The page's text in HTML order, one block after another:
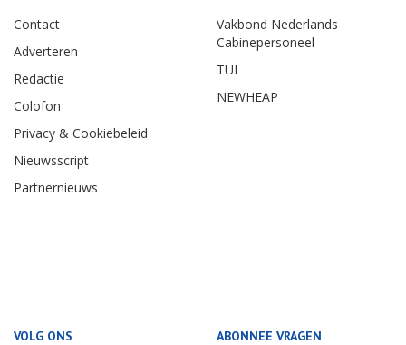
Contact
Adverteren
Redactie
Colofon
Privacy & Cookiebeleid
Nieuwsscript
Partnernieuws
Vakbond Nederlands
Cabinepersoneel
TUI
NEWHEAP
VOLG ONS ABONNEE VRAGEN